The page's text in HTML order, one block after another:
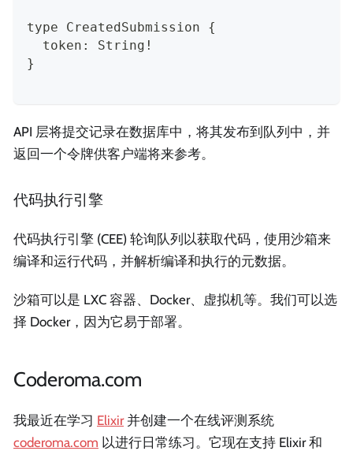
type CreatedSubmission {
  token: String!
}
API 层将提交记录在数据库中，将其发布到队列中，并
返回一个令牌供客户端将来参考。
代码执行引擎
代码执行引擎 (CEE) 轮询队列以获取代码，使用沙箱来
编译和运行代码，并解析编译和执行的元数据。
沙箱可以是 LXC 容器、Docker、虚拟机等。我们可以选
择 Docker，因为它易于部署。
Coderoma.com
我最近在学习 Elixir并创建一个在线评测系统
coderoma.com 以进行日常练习。它现在支持 Elixir 和